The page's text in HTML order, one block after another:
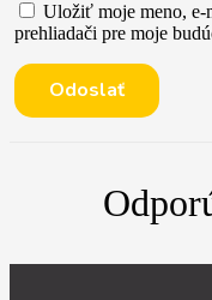
Uložiť moje meno, e-
prehliadači pre moje